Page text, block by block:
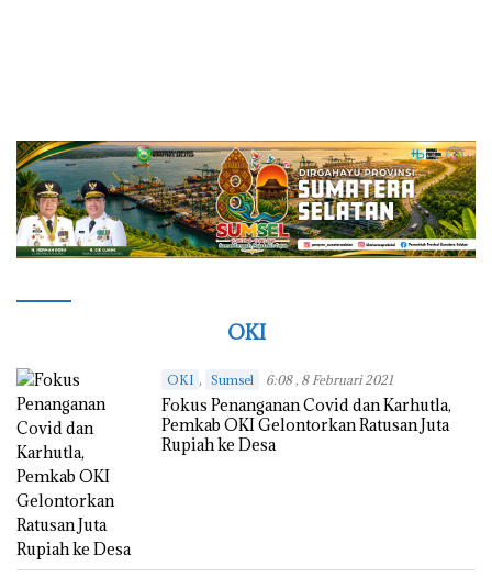
OKI
OKI , Sumsel 6:08 , 8 Februari 2021
Fokus Penanganan Covid dan Karhutla,
Pemkab OKI Gelontorkan Ratusan Juta
Rupiah ke Desa